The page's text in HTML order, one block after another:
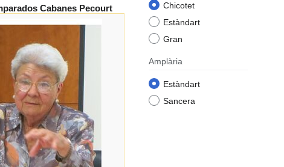
Chicotet
Estàndart
Gran
Amplària
Estàndart
Sancera
Cabanes Pecourt